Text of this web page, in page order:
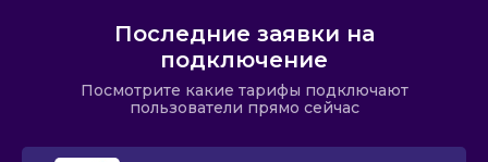
Последние заявки на
подключение
Посмотрите какие тарифы подключают
пользователи прямо сейчас